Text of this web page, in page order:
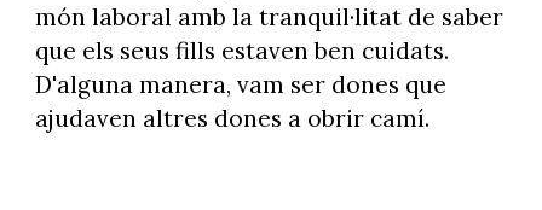
món laboral amb la tranquil·litat de saber
que els seus fills estaven ben cuidats.
D'alguna manera, vam ser dones que
ajudaven altres dones a obrir camí.